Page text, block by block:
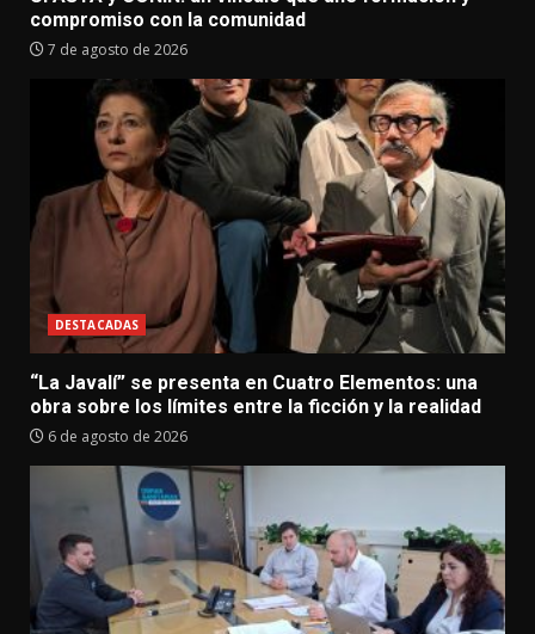
compromiso con la comunidad
7 de agosto de 2026
DESTACADAS
“La Javalí” se presenta en Cuatro Elementos: una
obra sobre los límites entre la ficción y la realidad
6 de agosto de 2026